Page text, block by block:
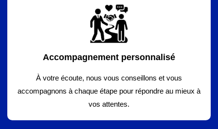
Accompagnement personnalisé
À votre écoute, nous vous conseillons et vous
accompagnons à chaque étape pour répondre au mieux à
vos attentes.